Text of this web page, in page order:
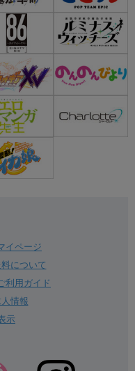
イページ
について
利用ガイド
情報
示